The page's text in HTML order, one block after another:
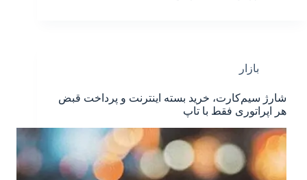
بازار
شارژ سیم‌کارت، خرید بسته اینترنت و پرداخت قبض
هر اپراتوری فقط با تاپ